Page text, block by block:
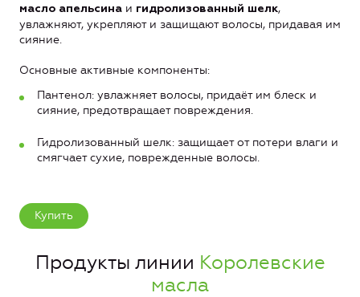
масло апельсина и гидролизованный шелк,
увлажняют, укрепляют и защищают волосы, придавая им
сияние.
Основные активные компоненты:
Пантенол: увлажняет волосы, придаёт им блеск и
сияние, предотвращает повреждения.
Гидролизованный шелк: защищает от потери влаги и
смягчает сухие, поврежденные волосы.
Купить
Продукты линии Королевские
масла